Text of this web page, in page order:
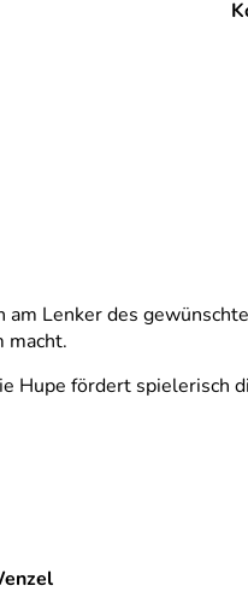
Lenker des
macht.
Hupe fördert